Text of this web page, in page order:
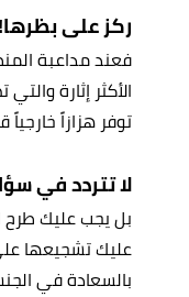
ركز على بظرها!
فعند مداعبة
الأكثر إثارة
توفر هزازاً
لا تتردد في
بل يجب عليك طرح
عليك تشجيعها
بالسعادة في